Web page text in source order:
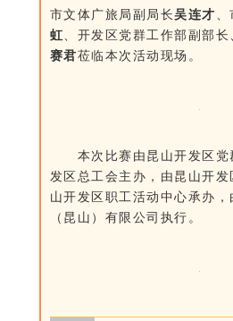
市文体广旅局副局长吴连才
虹 、开发区党群工作部副部
赛君莅临本次活动现场。
本次比赛由昆山开发区
发区总工会主办，由昆山开
山开发区职工活动中心承办，
（昆山）有限公司执行。